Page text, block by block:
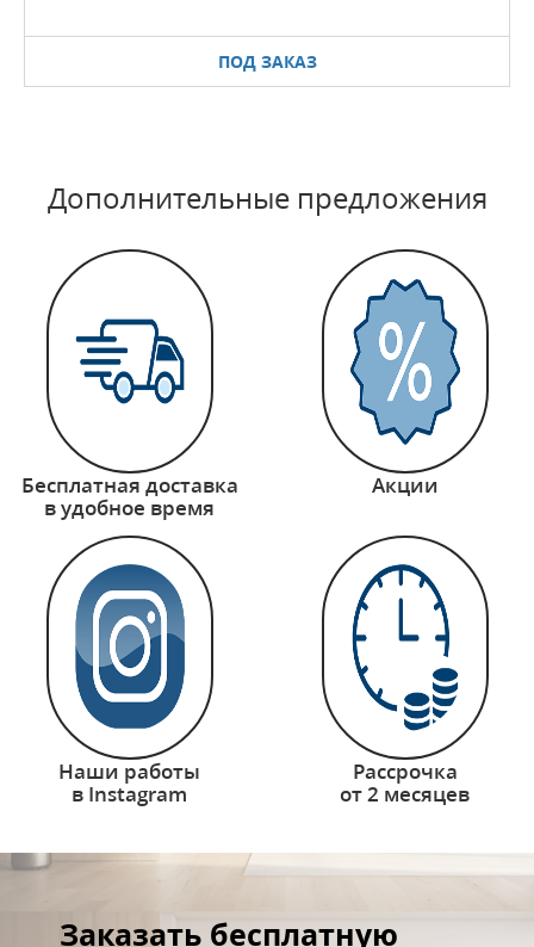
ПОД ЗАКАЗ
Дополнительные предложения
Бесплатная доставка
в удобное время
Акции
Наши работы
в Instagram
Рассрочка
от 2 месяцев
Заказать бесплатную